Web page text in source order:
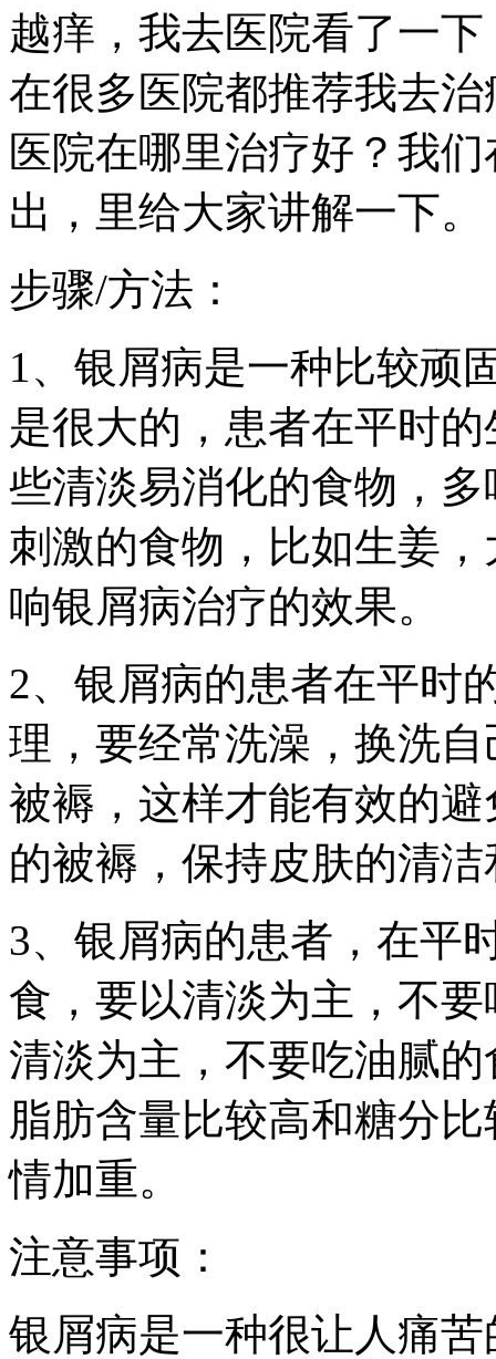
越痒，我去医院看了一
在很多医院都推荐我去
医院在哪里治疗好？我们
出，里给大家讲解一下。
步骤/方法：
1、银屑病是一种比较顽
是很大的，患者在平时
些清淡易消化的食物，
刺激的食物，比如生姜
响银屑病治疗的效果。
2、银屑病的患者在平时
理，要经常洗澡，换洗
被褥，这样才能有效的
的被褥，保持皮肤的清
3、银屑病的患者，在平
食，要以清淡为主，不
清淡为主，不要吃油腻
脂肪含量比较高和糖分
情加重。
注意事项：
银屑病是一种很让人痛